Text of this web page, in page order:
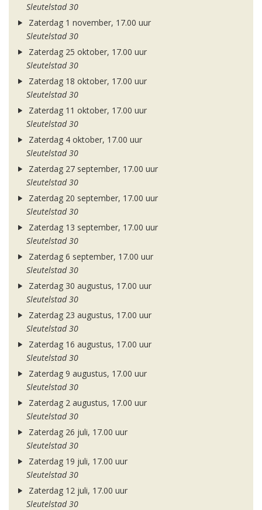
Sleutelstad 30
Zaterdag 1 november, 17.00 uur
Sleutelstad 30
Zaterdag 25 oktober, 17.00 uur
Sleutelstad 30
Zaterdag 18 oktober, 17.00 uur
Sleutelstad 30
Zaterdag 11 oktober, 17.00 uur
Sleutelstad 30
Zaterdag 4 oktober, 17.00 uur
Sleutelstad 30
Zaterdag 27 september, 17.00 uur
Sleutelstad 30
Zaterdag 20 september, 17.00 uur
Sleutelstad 30
Zaterdag 13 september, 17.00 uur
Sleutelstad 30
Zaterdag 6 september, 17.00 uur
Sleutelstad 30
Zaterdag 30 augustus, 17.00 uur
Sleutelstad 30
Zaterdag 23 augustus, 17.00 uur
Sleutelstad 30
Zaterdag 16 augustus, 17.00 uur
Sleutelstad 30
Zaterdag 9 augustus, 17.00 uur
Sleutelstad 30
Zaterdag 2 augustus, 17.00 uur
Sleutelstad 30
Zaterdag 26 juli, 17.00 uur
Sleutelstad 30
Zaterdag 19 juli, 17.00 uur
Sleutelstad 30
Zaterdag 12 juli, 17.00 uur
Sleutelstad 30